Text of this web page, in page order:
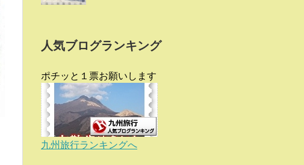
人気ブログランキング
ポチッと１票お願いします
九州旅行ランキングへ